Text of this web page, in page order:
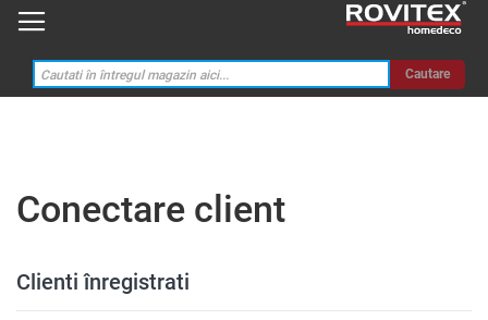
Cautare
Conectare client
Clienti înregistrati